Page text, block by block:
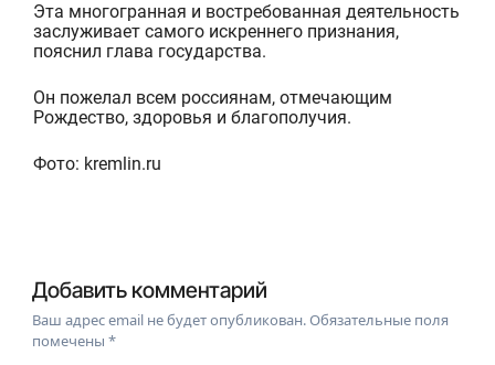
Эта многогранная и востребованная деятельность
заслуживает самого искреннего признания,
пояснил глава государства.
Он пожелал всем россиянам, отмечающим
Рождество, здоровья и благополучия.
Фото: kremlin.ru
Добавить комментарий
Ваш адрес email не будет опубликован.Обязательные поля
помечены*